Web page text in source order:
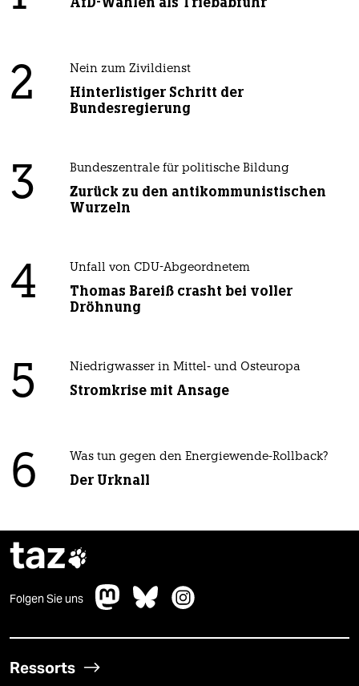
2 Nein zum Zivildienst
Hinterlistiger Schritt der
Bundesregierung
3 Bundeszentrale für politische Bildung
Zurück zu den antikommunistischen
Wurzeln
4 Unfall von CDU-Abgeordnetem
Thomas Bareiß crasht bei voller
Dröhnung
5 Niedrigwasser in Mittel- und Osteuropa
Stromkrise mit Ansage
6 Was tun gegen den Energiewende-Rollback?
Der Urknall
taz
Folgen Sie uns
Ressorts